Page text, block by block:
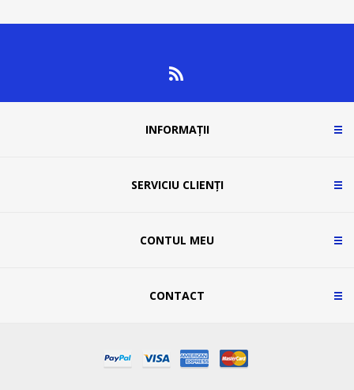
INFORMAȚII
SERVICIU CLIENȚI
CONTUL MEU
CONTACT